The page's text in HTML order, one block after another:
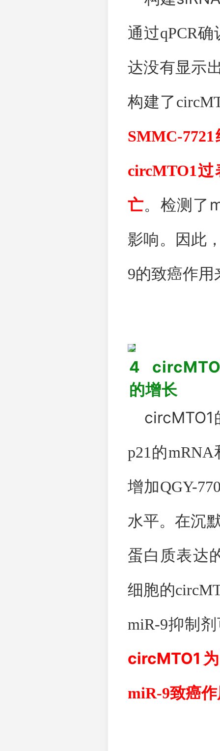
通过qPCR确
达没有显示
构建了
SMMC-7721
circMTO1过
亡。检测了
影响。因此
9的致癌作用
4
的增长
circMTO1
p21的mRNA
增加QGY-
水平。在沉
蛋白质表达
细胞的
miR-9抑制
circMTO1
miR-9致癌